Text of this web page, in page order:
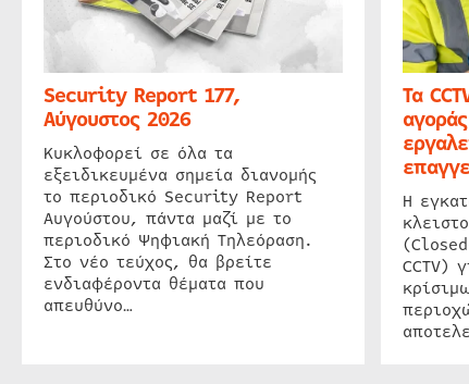
Security Report 177,
Αύγουστος 2026
Κυκλοφορεί σε όλα τα
εξειδικευμένα σημεία διανομής
το περιοδικό Security Report
Αυγούστου, πάντα μαζί με το
περιοδικό Ψηφιακή Τηλεόραση.
Στο νέο τεύχος, θα βρείτε
ενδιαφέροντα θέματα που
απευθύνο…
Τα
Η
CCTV)